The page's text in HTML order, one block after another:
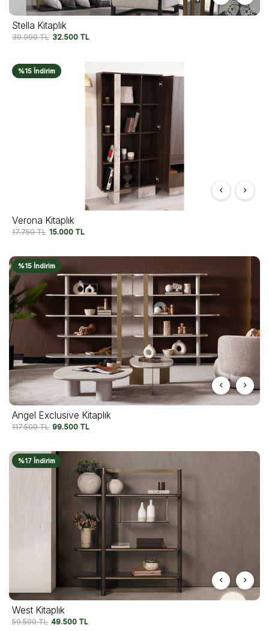
Stella Kitaplık
39.990TL 32.500 TL
%15 İndirim
Verona Kitaplık
17.750TL 15.000 TL
%15 İndirim
Angel Exclusive Kitaplık
117.500TL 99.500 TL
%17 İndirim
West Kitaplık
59.500TL 49.500 TL